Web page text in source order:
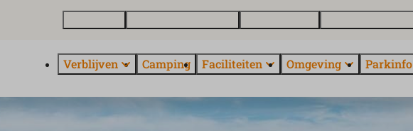
Verblijven Camping Faciliteiten Omgeving Parkinfo